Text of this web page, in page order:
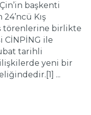
başkenti
Kış
törenlerine birlikte
CİNPİNG ile
tarihli
yeni bir
...